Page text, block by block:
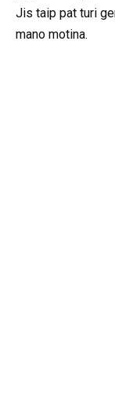
Jis taip pat turi
mano motina.